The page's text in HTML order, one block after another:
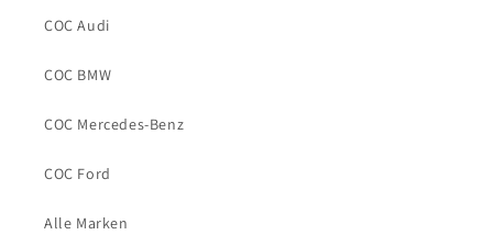
COC Audi
COC BMW
COC Mercedes-Benz
COC Ford
Alle Marken